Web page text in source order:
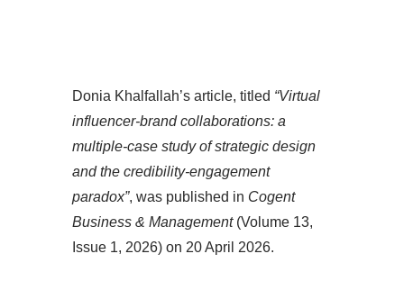
Donia Khalfallah’s article, titled “Virtual
influencer-brand collaborations: a
multiple-case study of strategic design
and the credibility-engagement
paradox”, was published in Cogent
Business & Management(Volume 13,
Issue 1, 2026) on 20 April 2026.